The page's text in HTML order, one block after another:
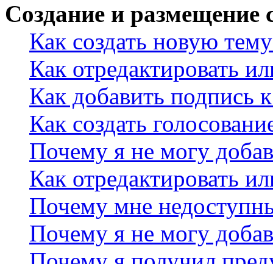
Создание и размещение
Как создать новую
Как отредактировать
Как добавить подпись
Как создать
Почему я не могу
Как отредактировать
Почему мне
Почему я не могу